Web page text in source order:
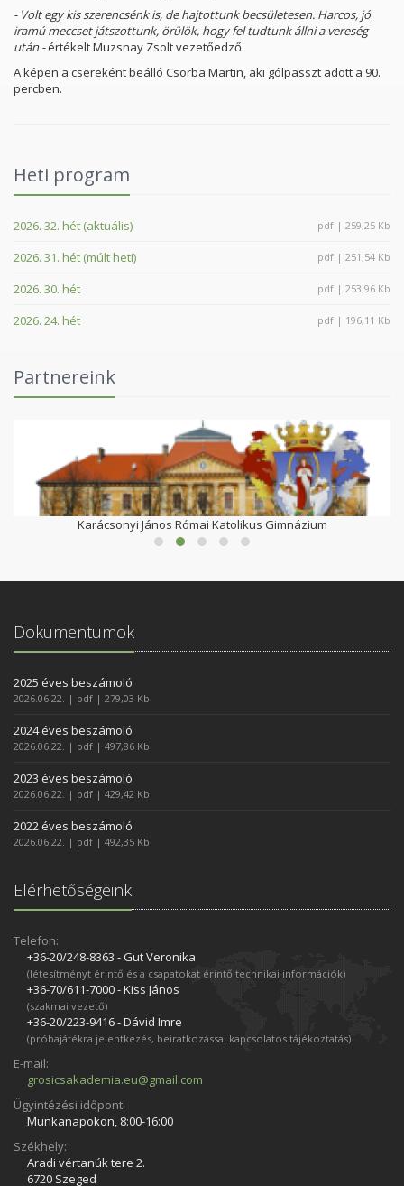
- Volt egy kis szerencsénk is, de hajtottunk becsületesen. Harcos, jó
iramú meccset játszottunk, örülök, hogy fel tudtunk állni a vereség
után -értékelt Muzsnay Zsolt vezetőedző.
A képen a csereként beálló Csorba Martin, aki gólpasszt adott a 90.
percben.
Heti program
2026. 32. hét (aktuális) pdf | 259,25 Kb
2026. 31. hét (múlt heti) pdf | 251,54 Kb
2026. 30. hét pdf | 253,96 Kb
2026. 24. hét pdf | 196,11 Kb
Partnereink
Karácsonyi János Római Katolikus Gimnázium
Dokumentumok
2025 éves beszámoló
2026.06.22. | pdf | 279,03 Kb
2024 éves beszámoló
2026.06.22. | pdf | 497,86 Kb
2023 éves beszámoló
2026.06.22. | pdf | 429,42 Kb
2022 éves beszámoló
2026.06.22. | pdf | 492,35 Kb
Elérhetőségeink
Telefon:
+36-20/248­-8363 - Gut Veronika
(létesítményt érintő és a csapatokat érintő technikai információk)
+36-70/611­-7000 - Kiss János
(szakmai vezető)
+36-20/223­-9416 - Dávid Imre
(próbajátékra jelentkezés, beiratkozással kapcsolatos tájékoztatás)
E-mail:
grosicsakademia.eu@gmail.com
Ügyintézési időpont:
Munkanapokon, 8:00-16:00
Székhely:
Aradi vértanúk tere 2.
6720 Szeged